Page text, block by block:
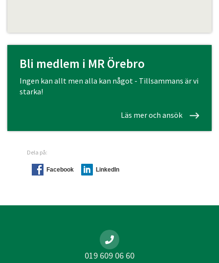
Bli medlem i MR Örebro
Ingen kan allt men alla kan något - Tillsammans är vi
starka!
Läs mer och ansök
Dela på:
Facebook LinkedIn
019 609 06 60